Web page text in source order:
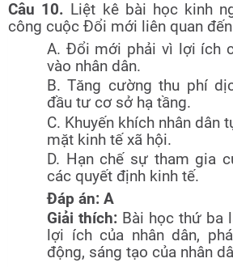
Câu 10. Liệt kê bài học kinh
công cuộc Đổi mới liên quan
A. Đổi mới phải vì lợi ích
vào nhân dân.
B. Tăng cường thu phí
đầu tư cơ sở hạ tầng.
C. Khuyến khích nhân dân
mặt kinh tế xã hội.
D. Hạn chế sự tham gia
các quyết định kinh tế.
Đáp án: A
Giải thích: Bài học thứ ba
lợi ích của nhân dân,
động, sáng tạo của nhân